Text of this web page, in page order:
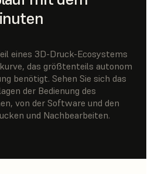
eines 3D-Druck-Ecosystems
das größtenteils autonom
benötigt. Sehen Sie sich das
der Bedienung des
von der Software und den
und Nachbearbeiten.